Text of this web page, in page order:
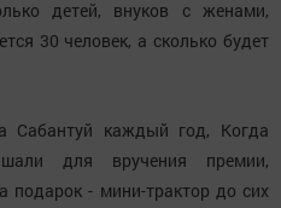
детей, внуков с женами,
30 человек, а сколько будет
Сабантуй каждый год, Когда
для вручения премии,
- мини-трактор до сих